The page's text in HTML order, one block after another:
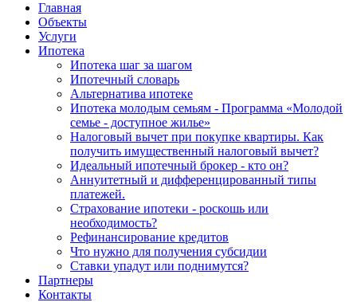
Главная
Объекты
Услуги
Ипотека
Ипотека шаг за шагом
Ипотечный словарь
Альтернатива ипотеке
Ипотека молодым семьям - Программа «Молодой
семье - доступное жилье»
Налоговый вычет при покупке квартиры. Как
получить имущественный налоговый вычет?
Идеальный ипотечный брокер - кто он?
Аннуитетный и дифференцированный типы
платежей.
Страхование ипотеки - роскошь или
необходимость?
Рефинансирование кредитов
Что нужно для получения субсидии
Ставки упадут или поднимутся?
Партнеры
Контакты